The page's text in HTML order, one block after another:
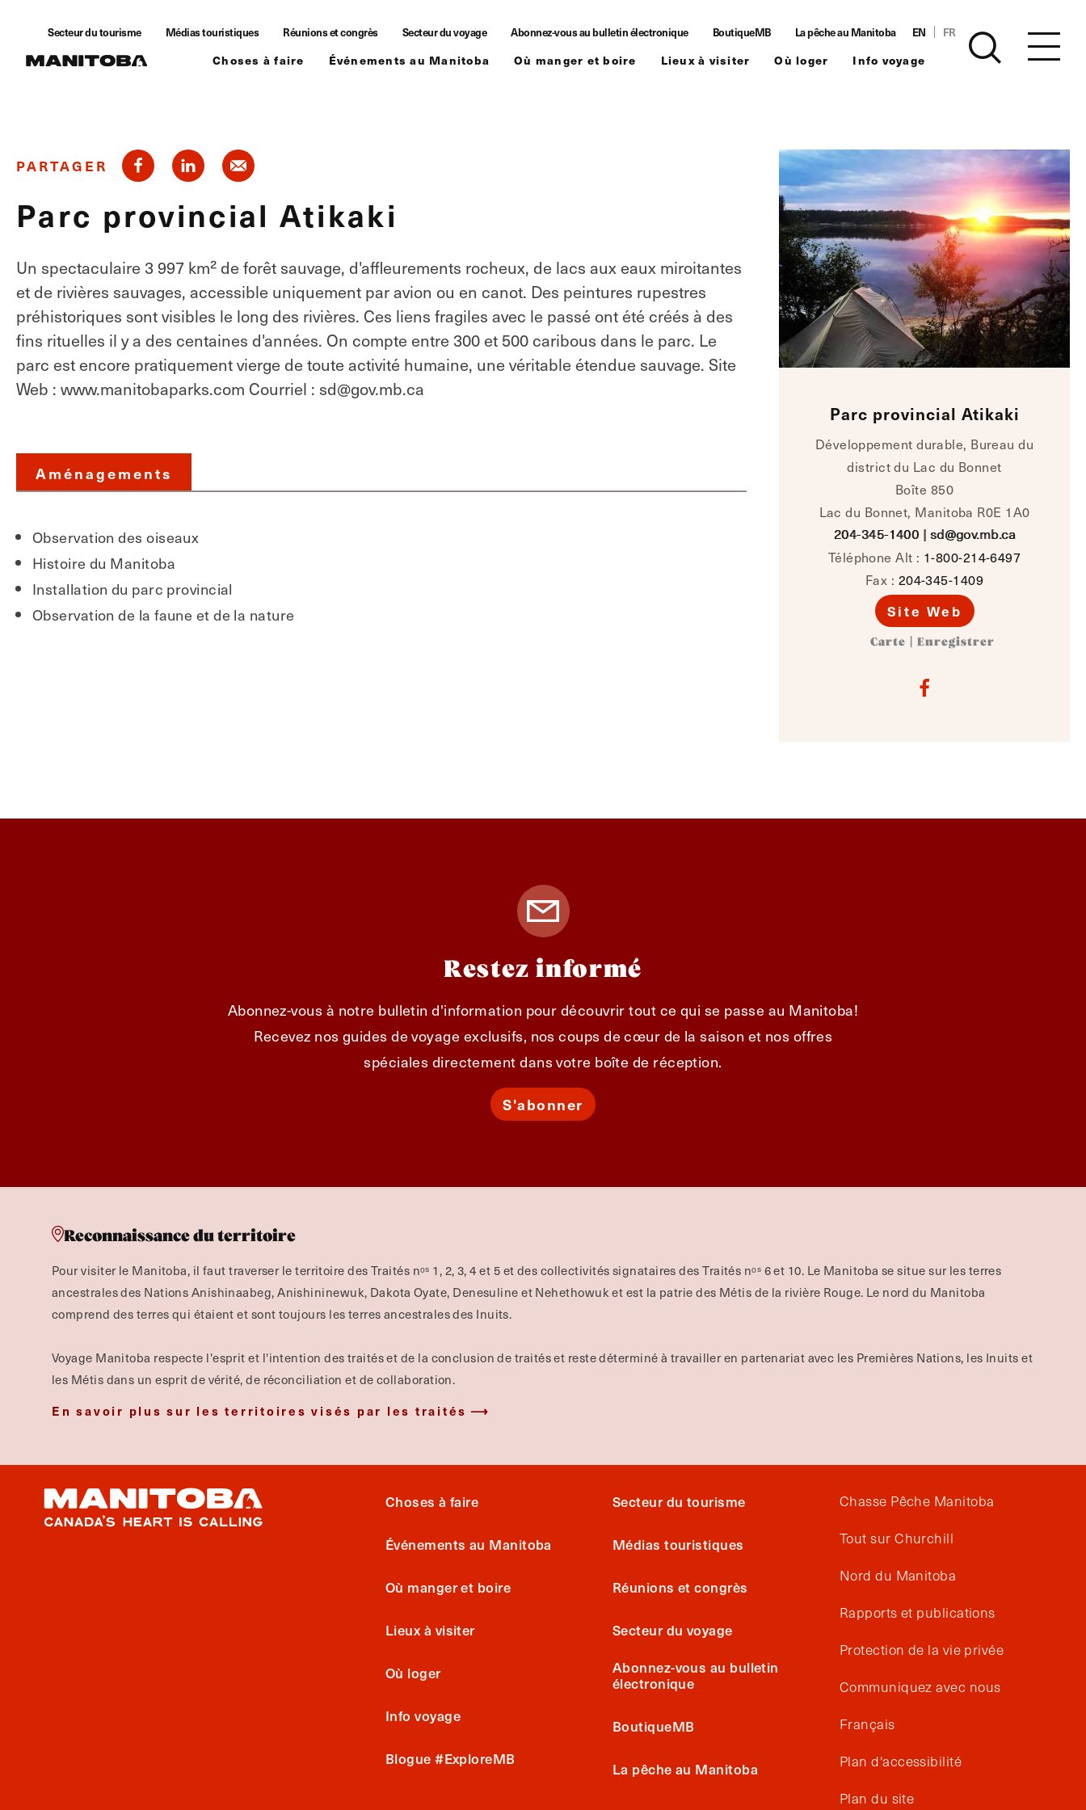
Secteur du tourisme Médias touristiques Réunions et congrès Secteur du voyage Abonnez-vous au bulletin électronique BoutiqueMB La pêche au Manitoba FR
EN
Choses à faire Événements au Manitoba Où manger et boire Lieux à visiter Où loger Info voyage
Parc provincial Atikaki
Développement durable, Bureau du
district du Lac du Bonnet
Boîte 850
Lac du Bonnet, Manitoba R0E 1A0
204-345-1400 | sd@gov.mb.ca
Téléphone Alt : 1-800-214-6497
Fax : 204-345-1409
Site Web
Carte Enregistrer
PARTAGER
Parc provincial Atikaki
Un spectaculaire 3 997 km² de forêt sauvage, d'affleurements rocheux, de lacs aux eaux miroitantes
et de rivières sauvages, accessible uniquement par avion ou en canot. Des peintures rupestres
préhistoriques sont visibles le long des rivières. Ces liens fragiles avec le passé ont été créés à des
fins rituelles il y a des centaines d'années. On compte entre 300 et 500 caribous dans le parc. Le
parc est encore pratiquement vierge de toute activité humaine, une véritable étendue sauvage. Site
Web : www.manitobaparks.com Courriel : sd@gov.mb.ca
Aménagements
Observation des oiseaux
Histoire du Manitoba
Installation du parc provincial
Observation de la faune et de la nature
Restez informé
Abonnez-vous à notre bulletin d'information pour découvrir tout ce qui se passe au Manitoba!
Recevez nos guides de voyage exclusifs, nos coups de cœur de la saison et nos offres
spéciales directement dans votre boîte de réception.
S'abonner
Reconnaissance du territoire
Pour visiter le Manitoba, il faut traverser le territoire des Traités nᵒˢ 1, 2, 3, 4 et 5 et des collectivités signataires des Traités nᵒˢ 6 et 10. Le Manitoba se situe sur les terres
ancestrales des Nations Anishinaabeg, Anishininewuk, Dakota Oyate, Denesuline et Nehethowuk et est la patrie des Métis de la rivière Rouge. Le nord du Manitoba
comprend des terres qui étaient et sont toujours les terres ancestrales des Inuits.
Voyage Manitoba respecte l'esprit et l'intention des traités et de la conclusion de traités et reste déterminé à travailler en partenariat avec les Premières Nations, les Inuits et
les Métis dans un esprit de vérité, de réconciliation et de collaboration.
En savoir plus sur les territoires visés par les traités
Choses à faire
Événements au Manitoba
Où manger et boire
Lieux à visiter
Où loger
Info voyage
Blogue #ExploreMB
Secteur du tourisme
Médias touristiques
Réunions et congrès
Secteur du voyage
Abonnez-vous au bulletin
électronique
BoutiqueMB
La pêche au Manitoba
Chasse Pêche Manitoba
Tout sur Churchill
Nord du Manitoba
Rapports et publications
Protection de la vie privée
Communiquez avec nous
Français
Plan d'accessibilité
Plan du site